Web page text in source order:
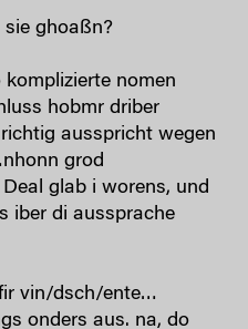
ghoaßn?
nomen
hobmr driber
ausspricht wegen
grod
glab i worens, und
iber di aussprache
vin/dsch/ente…
onders aus. na, do